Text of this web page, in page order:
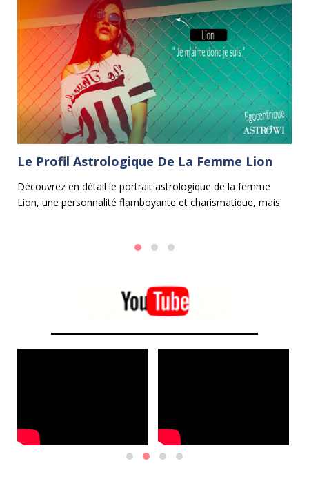
Le Profil Astrologique De La Femme Lion
Découvrez en détail le portrait astrologique de la femme
Lion, une personnalité flamboyante et charismatique, mais